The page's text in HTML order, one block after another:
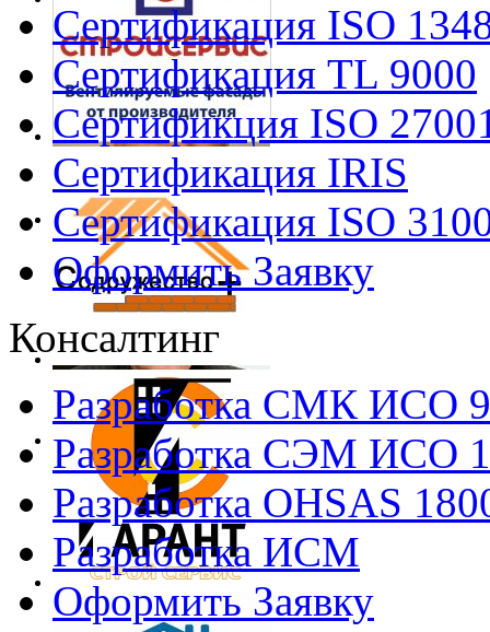
Сертификация ISO
Сертификация TL 9000
Сертификция ISO
Сертификация IRIS
Сертификация ISO
Оформить Заявку
Консалтинг
Разработка СМК ИСО
Разработка СЭМ ИСО
Разработка OHSAS
Разработка ИСМ
Оформить Заявку